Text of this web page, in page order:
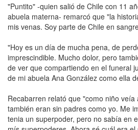
"Puntito" -quien salió de Chile con 11
abuela materna- remarcó que "la
mis venas. Soy parte de Chile en
"Hoy es un día de mucha pena, de
imprescindible. Mucho dolor, pero
de ver que compartiendo en el funeral
de mi abuela Ana González como ella
Recabarren relató que "como niño
también eran sin padres como yo. Me
tenia un superpoder, pero no sabía en